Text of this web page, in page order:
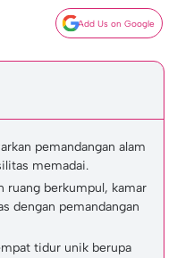
Add Us on Google
pemandangan alam
memadai.
ruang berkumpul, kamar
dengan pemandangan
tidur unik berupa